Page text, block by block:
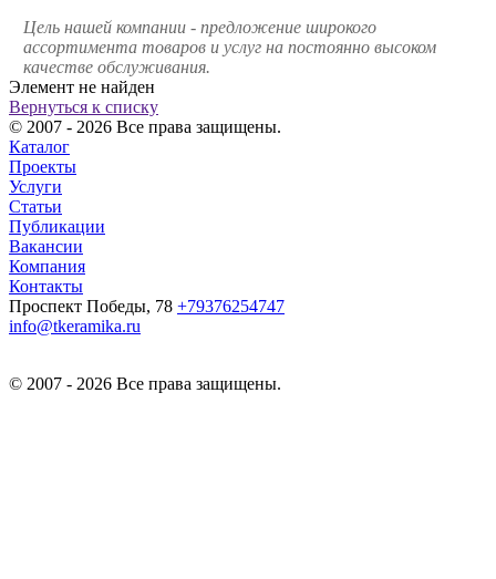
Цель нашей компании - предложение широкого
ассортимента товаров и услуг на постоянно высоком
качестве обслуживания.
Элемент не найден
Вернуться к списку
© 2007 - 2026 Все права защищены.
Каталог
Проекты
Услуги
Статьи
Публикации
Вакансии
Компания
Контакты
Проспект Победы, 78 +79376254747
info@tkeramika.ru
© 2007 - 2026 Все права защищены.